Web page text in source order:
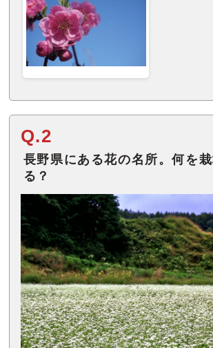
Q.2
長野県にある花の名所。何を
る？